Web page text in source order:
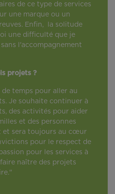
de ce type de services
une marque ou un
Enfin, la solitude
une difficulté que je
l'accompagnement
projets ?
de temps pour aller au
Je souhaite continuer à
des activités pour aider
et des personnes
et sera toujours au cœur
pour le respect de
pour les services à
naître des projets